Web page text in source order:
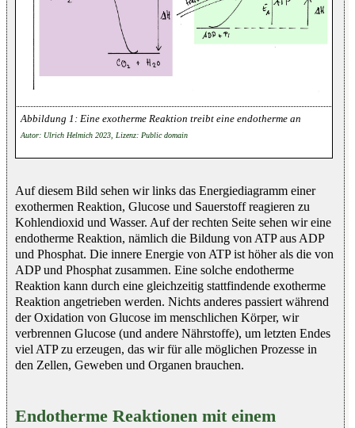
Eine exotherme Reaktion treibt eine endotherme an
Autor: Ulrich Helmich 2023, Lizenz: Public domain
Auf diesem Bild sehen wir links das Energiediagramm einer
exothermen Reaktion, Glucose und Sauerstoff reagieren zu
Kohlendioxid und Wasser. Auf der rechten Seite sehen wir eine
endotherme Reaktion, nämlich die Bildung von ATP aus ADP
und Phosphat. Die innere Energie von ATP ist höher als die von
ADP und Phosphat zusammen. Eine solche endotherme
Reaktion kann durch eine gleichzeitig stattfindende exotherme
Reaktion angetrieben werden. Nichts anderes passiert während
der Oxidation von Glucose im menschlichen Körper, wir
verbrennen Glucose (und andere Nährstoffe), um letzten Endes
viel ATP zu erzeugen, das wir für alle möglichen Prozesse in
den Zellen, Geweben und Organen brauchen.
Endotherme Reaktionen mit einem